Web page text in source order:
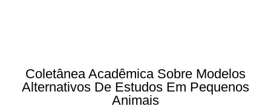
Coletânea Acadêmica Sobre Modelos
Alternativos De Estudos Em Pequenos
Animais